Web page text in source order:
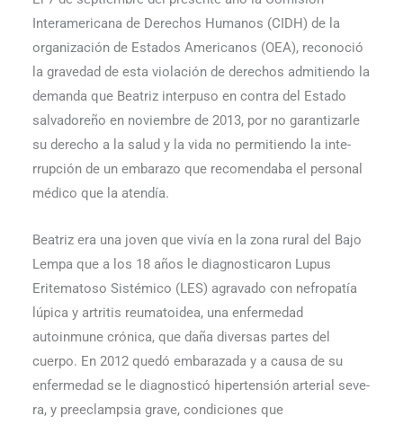
Interamericana de Derechos Humanos (CIDH) de la
organización de Estados Americanos (OEA), reconoció
la gravedad de esta violación de derechos admitiendo la
demanda que Beatriz interpuso en contra del Estado
salvadoreño en noviembre de 2013, por no garantizarle
su derecho a la salud y la vida no permitiendo la inte­
rrupción de un embarazo que recomendaba el personal
médico que la atendía.
Beatriz era una joven que vivía en la zona rural del Bajo
Lempa que a los 18 años le diagnos­ticaron Lupus
Eritematoso Sistémico (LES) agravado con nefropatía
lúpica y artritis reuma­toidea, una enfermedad
autoinmune crónica, que daña diversas partes del
cuerpo. En 2012 quedó embarazada y a causa de su
enfermedad se le diagnosticó hipertensión arterial seve­
ra, y preeclampsia grave, condiciones que